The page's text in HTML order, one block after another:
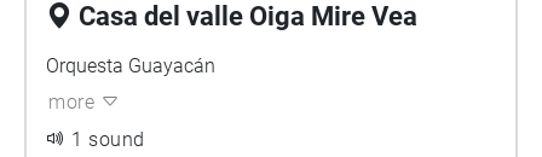
Casa del valle Oiga Mire Vea
Orquesta Guayacán
more
1 sound